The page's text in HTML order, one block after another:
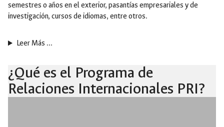
semestres o años en el exterior, pasantías empresariales y de
investigación, cursos de idiomas, entre otros.
Leer Más …
¿Qué es el Programa de
Relaciones Internacionales PRI?